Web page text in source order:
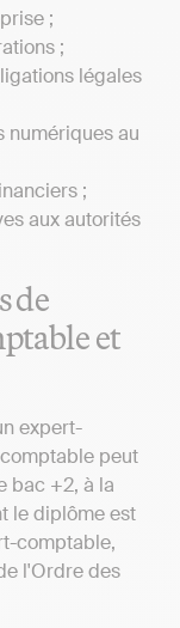
;
;
légales
numériques au
;
aux autorités
de
et
expert-
peut
bac +2, à la
le diplôme est
comptable,
l'Ordre des